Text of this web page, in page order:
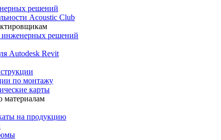
решений
Acoustic Club
решений
Autodesk Revit
по монтажу
карты
материалам
на продукцию